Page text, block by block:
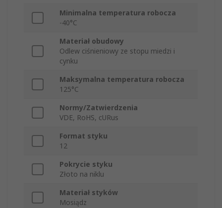
Minimalna temperatura robocza
-40°C
Materiał obudowy
Odlew ciśnieniowy ze stopu miedzi i
cynku
Maksymalna temperatura robocza
125°C
Normy/Zatwierdzenia
VDE, RoHS, cURus
Format styku
12
Pokrycie styku
Złoto na niklu
Materiał styków
Mosiądz